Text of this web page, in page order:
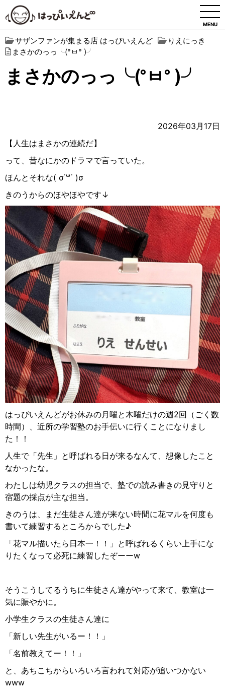
MENU
サザンファンが集まる店 はっぴいえんど
りえにっき
まさかのっっ╰(°ㅂ° )╯
まさかのっっ╰(°ㅂ° )╯
2026年03月17日
【人生はまさかの連続だ】
って、昔なにかのドラマで言っていた。
ほんとそれな( σ˙꒳​˙ )σ
きのうからのほやほやです↓
はっぴいえんどがお休みの月曜と木曜だけの週2回（ごく数
時間）、近所の学習塾のお手伝いに行くことになりまし
た！！
人生で「先生」と呼ばれる日が来るなんて、想像したこと
なかったな。
わたしは幼児クラスの担当で、塾での読み書きの見守りと
宿題の採点が主な担当。
きのうは、まだ生徒さん達が来ない時間に花マルを何度も
書いて練習するところからでした♪
「花マル描いたら日本一！！」 と呼ばれるくらい上手にな
りたくなって必死に練習したぞーーw
そうこうしてるうちに生徒さん達がやって来て、教室は一
気に賑やかに。
小学生クラスの生徒さん達に
「新しい先生がいるー！！」
「名前教えてー！！」
と、あちこちからいろいろ言われて対応が追いつかない
www